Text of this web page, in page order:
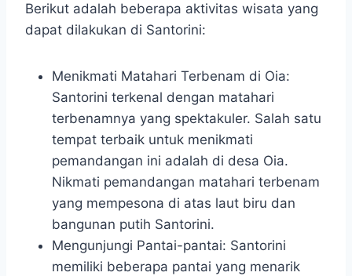
Berikut adalah beberapa aktivitas wisata yang
dapat dilakukan di Santorini:
Menikmati Matahari Terbenam di Oia:
Santorini terkenal dengan matahari
terbenamnya yang spektakuler. Salah satu
tempat terbaik untuk menikmati
pemandangan ini adalah di desa Oia.
Nikmati pemandangan matahari terbenam
yang mempesona di atas laut biru dan
bangunan putih Santorini.
Mengunjungi Pantai-pantai: Santorini
memiliki beberapa pantai yang menarik